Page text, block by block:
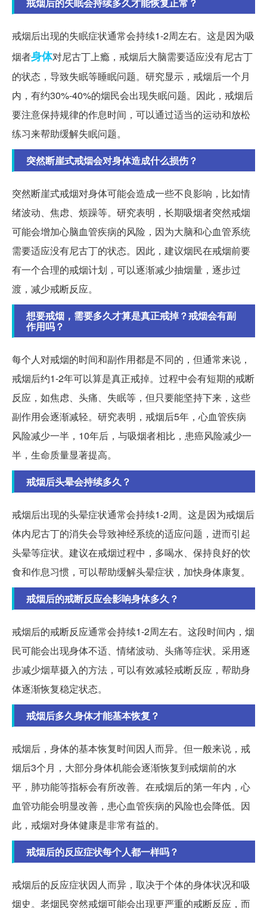
戒烟后的失眠会持续多久才能恢复正常？
戒烟后出现的失眠症状通常会持续1-2周左右。这是因为吸
烟者身体对尼古丁上瘾，戒烟后大脑需要适应没有尼古丁
的状态，导致失眠等睡眠问题。研究显示，戒烟后一个月
内，有约30%-40%的烟民会出现失眠问题。因此，戒烟后
要注意保持规律的作息时间，可以通过适当的运动和放松
练习来帮助缓解失眠问题。
突然断崖式戒烟会对身体造成什么损伤？
突然断崖式戒烟对身体可能会造成一些不良影响，比如情
绪波动、焦虑、烦躁等。研究表明，长期吸烟者突然戒烟
可能会增加心脑血管疾病的风险，因为大脑和心血管系统
需要适应没有尼古丁的状态。因此，建议烟民在戒烟前要
有一个合理的戒烟计划，可以逐渐减少抽烟量，逐步过
渡，减少戒断反应。
想要戒烟，需要多久才算是真正戒掉？戒烟会有副
作用吗？
每个人对戒烟的时间和副作用都是不同的，但通常来说，
戒烟后约1-2年可以算是真正戒掉。过程中会有短期的戒断
反应，如焦虑、头痛、失眠等，但只要能坚持下来，这些
副作用会逐渐减轻。研究表明，戒烟后5年，心血管疾病
风险减少一半，10年后，与吸烟者相比，患癌风险减少一
半，生命质量显著提高。
戒烟后头晕会持续多久？
戒烟后出现的头晕症状通常会持续1-2周。这是因为戒烟后
体内尼古丁的消失会导致神经系统的适应问题，进而引起
头晕等症状。建议在戒烟过程中，多喝水、保持良好的饮
食和作息习惯，可以帮助缓解头晕症状，加快身体康复。
戒烟后的戒断反应会影响身体多久？
戒烟后的戒断反应通常会持续1-2周左右。这段时间内，烟
民可能会出现身体不适、情绪波动、头痛等症状。采用逐
步减少烟草摄入的方法，可以有效减轻戒断反应，帮助身
体逐渐恢复稳定状态。
戒烟后多久身体才能基本恢复？
戒烟后，身体的基本恢复时间因人而异。但一般来说，戒
烟后3个月，大部分身体机能会逐渐恢复到戒烟前的水
平，肺功能等指标会有所改善。在戒烟后的第一年内，心
血管功能会明显改善，患心血管疾病的风险也会降低。因
此，戒烟对身体健康是非常有益的。
戒烟后的反应症状每个人都一样吗？
戒烟后的反应症状因人而异，取决于个体的身体状况和吸
烟史。老烟民突然戒烟可能会出现更严重的戒断反应，而